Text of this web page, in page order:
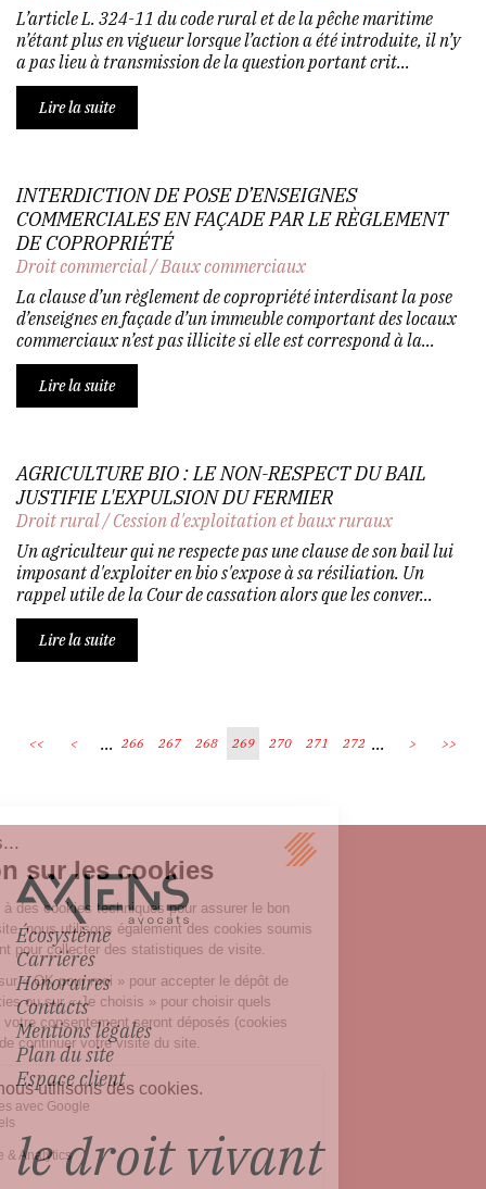
L’article L. 324-11 du code rural et de la pêche maritime
n’étant plus en vigueur lorsque l’action a été introduite, il n’y
a pas lieu à transmission de la question portant crit...
Lire la suite
INTERDICTION DE POSE D’ENSEIGNES
COMMERCIALES EN FAÇADE PAR LE RÈGLEMENT
DE COPROPRIÉTÉ
Droit commercial/Baux commerciaux
La clause d’un règlement de copropriété interdisant la pose
d’enseignes en façade d’un immeuble comportant des locaux
commerciaux n’est pas illicite si elle est correspond à la...
Lire la suite
AGRICULTURE BIO : LE NON-RESPECT DU BAIL
JUSTIFIE L'EXPULSION DU FERMIER
Droit rural/Cession d'exploitation et baux ruraux
Un agriculteur qui ne respecte pas une clause de son bail lui
imposant d'exploiter en bio s'expose à sa résiliation. Un
rappel utile de la Cour de cassation alors que les conver...
Lire la suite
<< < ... 266 267 268 269 270 271 272 ... > >>
Écosystème
Carrières
Honoraires
Contacts
Mentions légales
Plan du site
Espace client
le droit vivant